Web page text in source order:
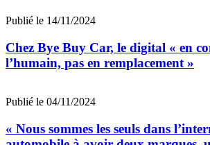
Publié le 14/11/2024
Chez Bye Buy Car, le digital « en
l’humain, pas en remplacement »
Publié le 04/11/2024
« Nous sommes les seuls dans